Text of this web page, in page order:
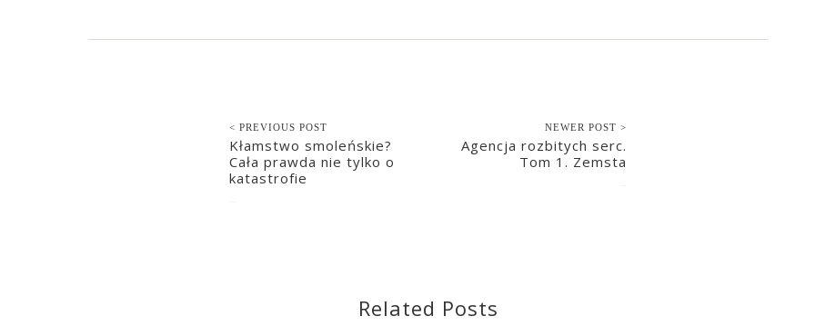
< PREVIOUS POST
Kłamstwo smoleńskie?
Cała prawda nie tylko o
katastrofie
NEWER POST >
Agencja rozbitych serc.
Tom 1. Zemsta
Related Posts